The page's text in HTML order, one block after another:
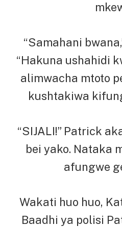
“Samahani
“Hakuna ushahidi
alimwacha mtoto
kushtakiwa
“SIJALI!” Patrick
bei yako. Nataka
afungwe
Wakati huo huo,
Baadhi ya polisi